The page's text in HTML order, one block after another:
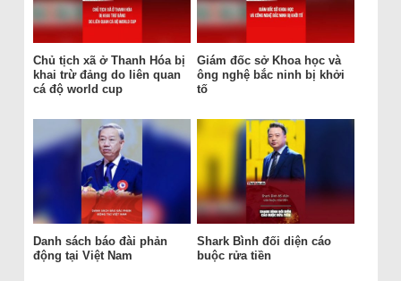
Chủ tịch xã ở Thanh Hóa bị
khai trừ đảng do liên quan
cá độ world cup
Giám đốc sở Khoa học và
ông nghệ bắc ninh bị khởi
tố
Danh sách báo đài phản
động tại Việt Nam
Shark Bình đối diện cáo
buộc rửa tiền